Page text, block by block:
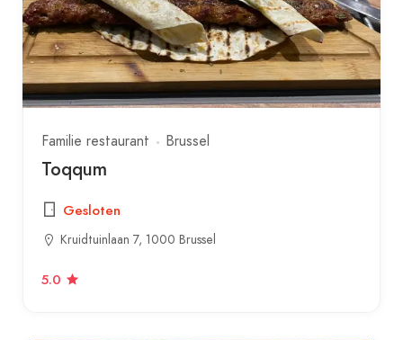
Familie restaurant Brussel
Toqqum
Gesloten
Kruidtuinlaan 7, 1000 Brussel
5.0